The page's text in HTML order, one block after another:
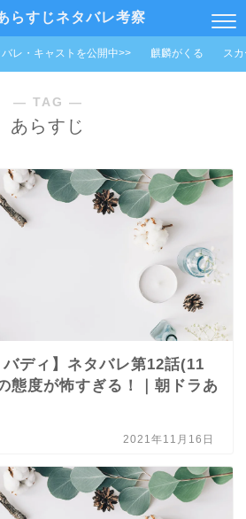
らすじネタバレ考察
レ・キャストを公開中>> 麒麟がくる ス
― TAG ―
あらすじ
バディ】ネタバレ第12話(11
態度が怖すぎる！｜朝ドラあ
2021年11月16日